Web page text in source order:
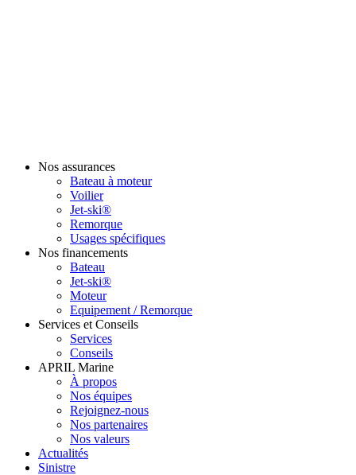
Nos assurances
Bateau à moteur
Voilier
Jet-ski®
Remorque
Usages spécifiques
Nos financements
Bateau
Jet-ski®
Moteur
Equipement / Remorque
Services et Conseils
Services
Conseils
APRIL Marine
À propos
Nos équipes
Rejoignez-nous
Nos partenaires
Nos valeurs
Actualités
Sinistre